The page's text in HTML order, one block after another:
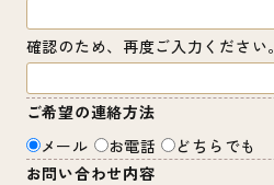
確認のため、再度ご入力ください。
ご希望の連絡方法
メール
お電話
どちらでも
お問い合わせ内容